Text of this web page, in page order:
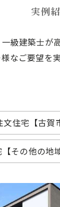
実例
級建築士
なご要望
文住宅【古賀
その他の地域